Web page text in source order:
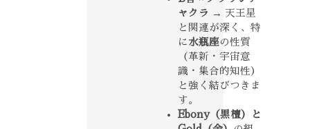
ャクラ
→ 天王星
と関連が深く、特
に水瓶座の性質
（革新・宇宙意
識・集合的知性）
と強く結びつきま
す。
Ebony（黒檀）と